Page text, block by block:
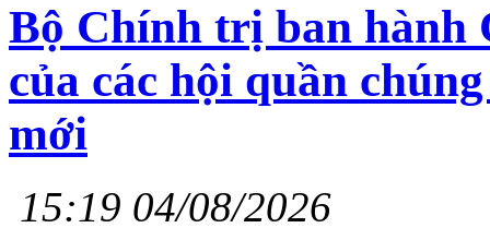
Bộ Chính trị ban hành
của các hội quần
mới
15:19 04/08/2026